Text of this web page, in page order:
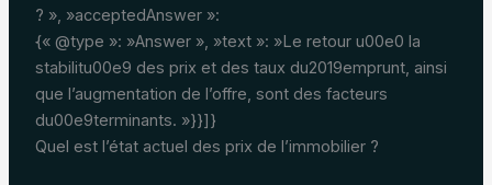
? », »acceptedAnswer »:
{« @type »: »Answer », »text »: »Le retour u00e0 la
stabilitu00e9 des prix et des taux du2019emprunt, ainsi
que l’augmentation de l’offre, sont des facteurs
du00e9terminants. »}}]}
Quel est l’état actuel des prix de l’immobilier ?